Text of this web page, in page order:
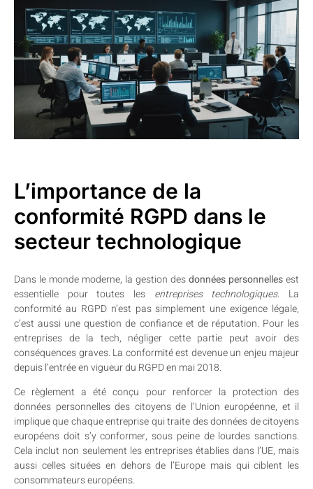
L’importance de la
conformité RGPD dans le
secteur technologique
Dans le monde moderne, la gestion desdonnées personnellesest
essentielle pour toutes les entreprises technologiques. La
conformité au RGPD n’est pas simplement une exigence légale,
c’est aussi une question de confiance et de réputation. Pour les
entreprises de la tech, négliger cette partie peut avoir des
conséquences graves. La conformité est devenue un enjeu majeur
depuis l’entrée en vigueur du RGPD en mai 2018.
Ce règlement a été conçu pour renforcer la protection des
données personnelles des citoyens de l’Union européenne, et il
implique que chaque entreprise qui traite des données de citoyens
européens doit s’y conformer, sous peine de lourdes sanctions.
Cela inclut non seulement les entreprises établies dans l’UE, mais
aussi celles situées en dehors de l’Europe mais qui ciblent les
consommateurs européens.